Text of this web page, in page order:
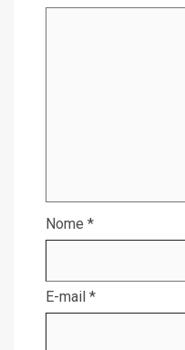
Nome *
E-mail *